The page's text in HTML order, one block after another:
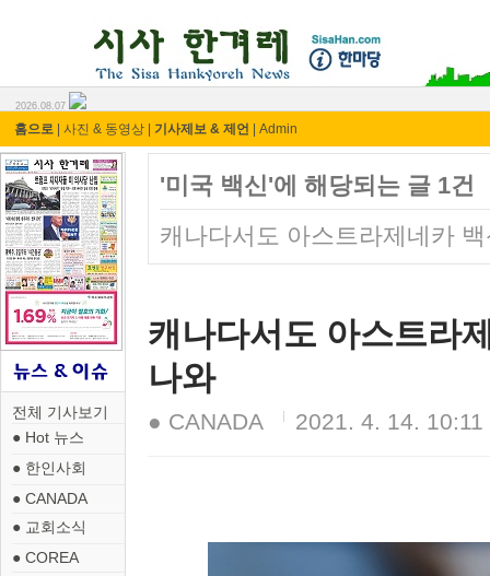
2026.08.07
홈으로 사진 & 동영상 기사제보 & 제언 Admin
전체 기사보기
● Hot 뉴스
● 한인사회
● CANADA
● 교회소식
● COREA
'미국 백신'에 해당되는 글 1건
캐나다서도 아스트라제네카
캐나다서도 아스트라
나와
● CANADA 2021. 4. 14. 10:11